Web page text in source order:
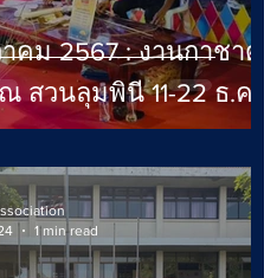
าคม 2567 : งานกาชาด
สวนลุมพินี 11-22 ธ.ค.
1 min read